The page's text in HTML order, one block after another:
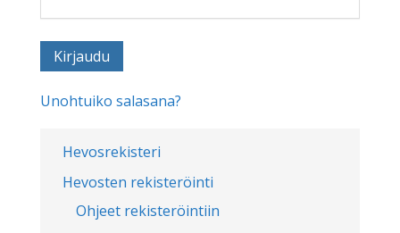
Hevosrekisteri
Hevosten rekisteröinti
Ohjeet rekisteröintiin
Unohtuiko salasana?